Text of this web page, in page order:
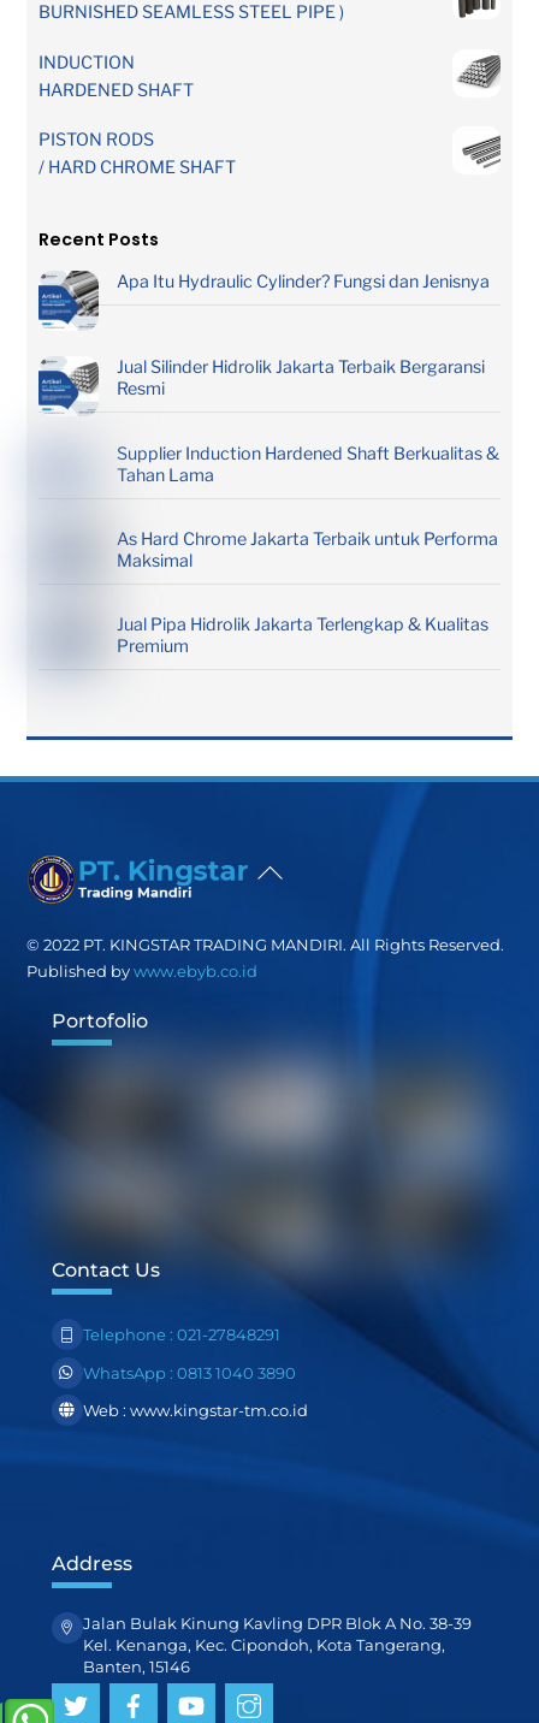
BURNISHED SEAMLESS STEEL PIPE )
INDUCTION
HARDENED SHAFT
PISTON RODS
/ HARD CHROME SHAFT
Recent Posts
Apa Itu Hydraulic Cylinder? Fungsi dan Jenisnya
Jual Silinder Hidrolik Jakarta Terbaik Bergaransi
Resmi
Supplier Induction Hardened Shaft Berkualitas &
Tahan Lama
As Hard Chrome Jakarta Terbaik untuk Performa
Maksimal
Jual Pipa Hidrolik Jakarta Terlengkap & Kualitas
Premium
Back
© 2022 PT. KINGSTAR TRADING MANDIRI. All Rights Reserved.
Published bywww.ebyb.co.id
Portofolio
Contact Us
Telephone : 021-27848291
WhatsApp : 0813 1040 3890
Web : www.kingstar-tm.co.id
Address
Jalan Bulak Kinung Kavling DPR Blok A No. 38-39
Kel. Kenanga, Kec. Cipondoh, Kota Tangerang,
Banten, 15146
TwitterFacebookYouTube